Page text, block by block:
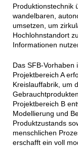
Produktionstechnik
wandelbaren,
umsetzen, um
Hochlohnstandort
Informationen
Das SFB-Vorhaben
Projektbereich A
Kreislauffabrik, um
Projektbereich B
Modellierung und
Produktzustands
menschlichen
erschafft ein voll